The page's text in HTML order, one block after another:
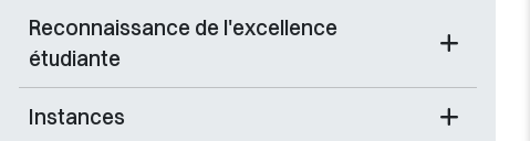
Reconnaissance de l'excellence
étudiante
Instances